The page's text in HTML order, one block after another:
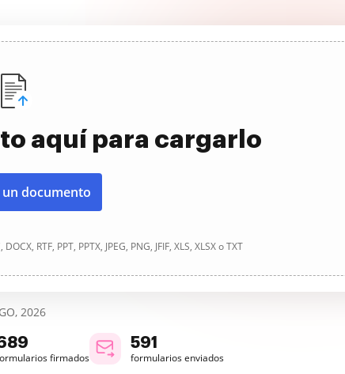
aquí para cargarlo
un documento
RTF, PPT, PPTX, JPEG, PNG, JFIF, XLS, XLSX o TXT
2026
firmados
591
formularios enviados